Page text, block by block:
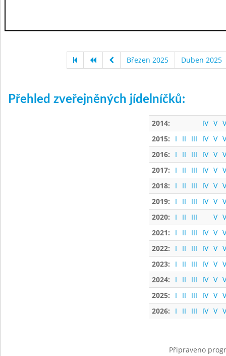
Březen 2025 Duben 2025
Přehled zveřejněných jídelníčků:
2014: IV V
2015:
I II III IV V
2016:
I II III IV V
2017:
I II III IV V
2018:
I II III IV V
2019:
I II III IV V
2020:
I II III V
2021:
I II III IV V
2022:
I II III IV V
2023:
I II III IV V
2024:
I II III IV V
2025:
I II III IV V
2026:
I II III IV V
Připraveno